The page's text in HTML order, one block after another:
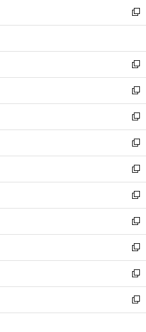
く
で
開
ド
ウ
開
く
ィ
ン
ウ
で
開
く
い
ウ
ン
ド
ウ
で
開
く
新
し
ウ
ィ
ン
ド
ウ
で
開
く
新
し
い
ウ
ィ
ン
ド
ウ
で
開
く
新
し
い
ウ
ィ
ン
ド
ウ
で
開
く
新
し
い
ウ
ィ
ン
ド
ウ
で
開
く
新
し
い
ウ
ィ
ン
ド
ウ
で
開
く
新
し
い
ウ
ィ
ン
ド
ウ
で
開
く
新
し
い
ウ
ィ
ン
ド
ウ
で
開
新
し
い
ウ
ィ
ン
ド
ウ
新
し
い
ウ
ィ
ン
新
し
い
ウ
新
し